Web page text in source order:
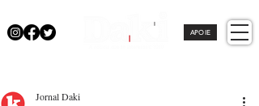
APOIE
Jornal Daki